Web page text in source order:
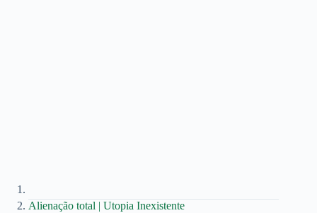
Alienação total | Utopia Inexistente